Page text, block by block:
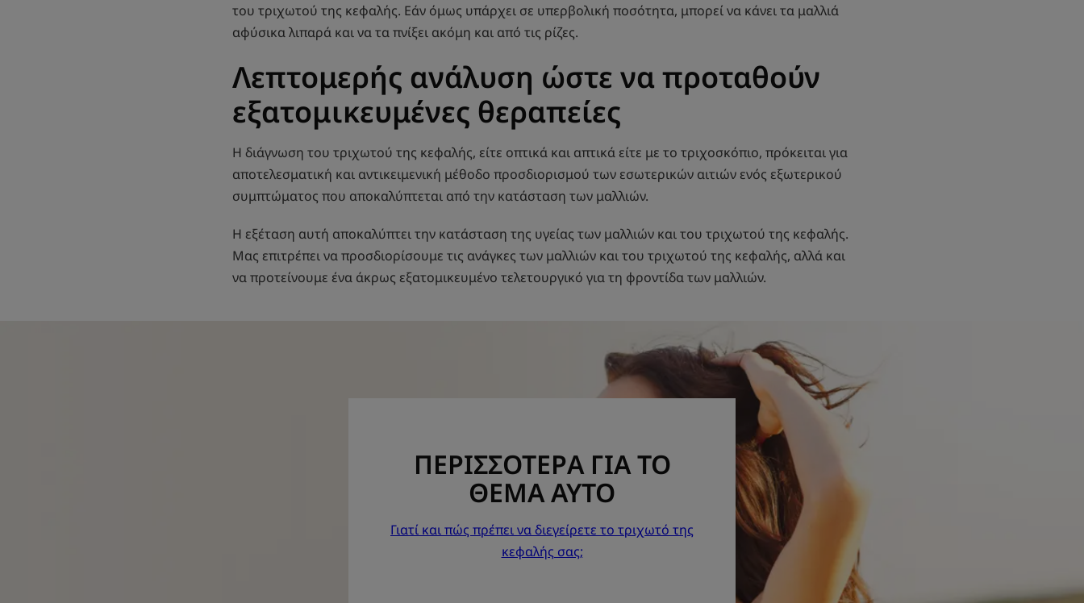
του τριχωτού της κεφαλής. Εάν όμως υπάρχει σε υπερβολική ποσότητα, μπορεί να κάνει τα μαλλιά
αφύσικα λιπαρά και να τα πνίξει ακόμη και από τις ρίζες.
Λεπτομερής ανάλυση ώστε να προταθούν
εξατομικευμένες θεραπείες
Η διάγνωση του τριχωτού της κεφαλής, είτε οπτικά και απτικά είτε με το τριχοσκόπιο, πρόκειται για
αποτελεσματική και αντικειμενική μέθοδο προσδιορισμού των εσωτερικών αιτιών ενός εξωτερικού
συμπτώματος που αποκαλύπτεται από την κατάσταση των μαλλιών.
Η εξέταση αυτή αποκαλύπτει την κατάσταση της υγείας των μαλλιών και του τριχωτού της κεφαλής.
Μας επιτρέπει να προσδιορίσουμε τις ανάγκες των μαλλιών και του τριχωτού της κεφαλής, αλλά και
να προτείνουμε ένα άκρως εξατομικευμένο τελετουργικό για τη φροντίδα των μαλλιών.
ΠΕΡΙΣΣΟΤΕΡΑ ΓΙΑ ΤΟ
ΘΕΜΑ ΑΥΤΟ
Γιατί και πώς πρέπει να διεγείρετε το τριχωτό της
κεφαλής σας;